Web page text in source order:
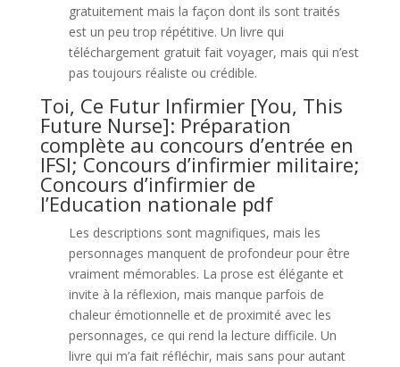
gratuitement mais la façon dont ils sont traités
est un peu trop répétitive. Un livre qui
téléchargement gratuit fait voyager, mais qui n’est
pas toujours réaliste ou crédible.
Toi, Ce Futur Infirmier [You, This
Future Nurse]: Préparation
complète au concours d’entrée en
IFSI; Concours d’infirmier militaire;
Concours d’infirmier de
l’Education nationale pdf
Les descriptions sont magnifiques, mais les
personnages manquent de profondeur pour être
vraiment mémorables. La prose est élégante et
invite à la réflexion, mais manque parfois de
chaleur émotionnelle et de proximité avec les
personnages, ce qui rend la lecture difficile. Un
livre qui m’a fait réfléchir, mais sans pour autant